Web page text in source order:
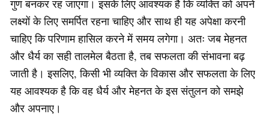
गुण बनकर रह जाएगा। इसके लिए आवश्यक है कि व्यक्ति को अपने
लक्ष्यों के लिए समर्पित रहना चाहिए और साथ ही यह अपेक्षा करनी
चाहिए कि परिणाम हासिल करने में समय लगेगा। अतः जब मेहनत
और धैर्य का सही तालमेल बैठता है, तब सफलता की संभावना बढ़
जाती है। इसलिए, किसी भी व्यक्ति के विकास और सफलता के लिए
यह आवश्यक है कि वह धैर्य और मेहनत के इस संतुलन को समझे
और अपनाए।